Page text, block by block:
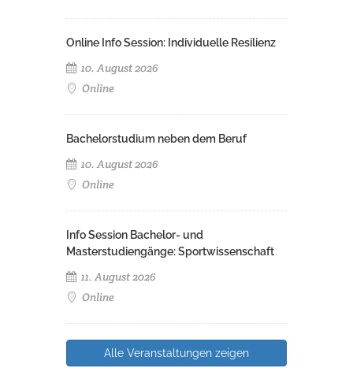
Online Info Session: Individuelle Resilienz
10. August 2026
Online
Bachelorstudium neben dem Beruf
10. August 2026
Online
Info Session Bachelor- und
Masterstudiengänge: Sportwissenschaft
11. August 2026
Online
Alle Veranstaltungen zeigen